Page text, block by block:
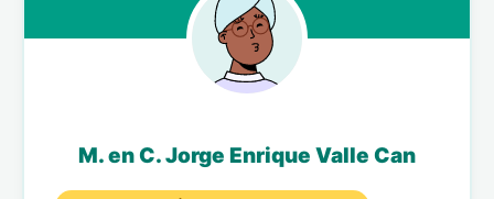
M. en C. Jorge Enrique Valle Can